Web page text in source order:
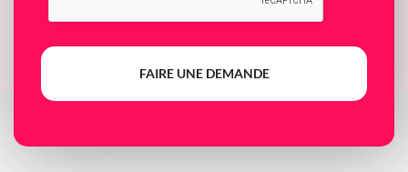
FAIRE UNE DEMANDE